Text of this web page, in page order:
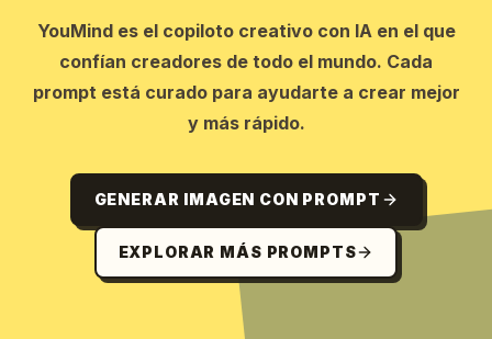
YouMind es el copiloto creativo con IA en el que
confían creadores de todo el mundo. Cada
prompt está curado para ayudarte a crear mejor
y más rápido.
GENERAR IMAGEN CON PROMPT
EXPLORAR MÁS PROMPTS